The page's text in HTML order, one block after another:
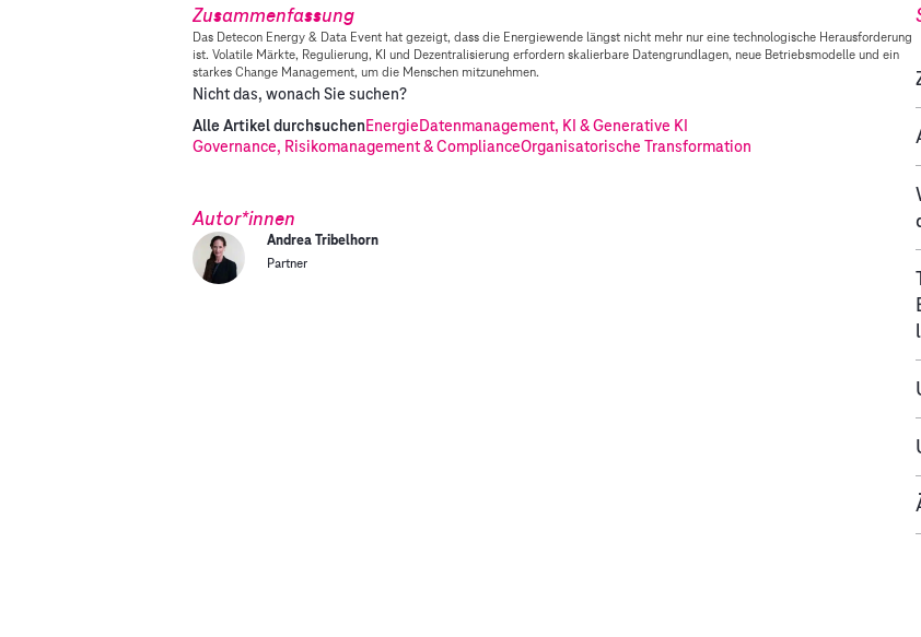
Zusammenfassung
Das Detecon Energy & Data Event hat gezeigt, dass die Energiewende längst nicht mehr nur eine technologische Herausforderung
ist. Volatile Märkte, Regulierung, KI und Dezentralisierung erfordern skalierbare Datengrundlagen, neue Betriebsmodelle und ein
starkes Change Management, um die Menschen mitzunehmen.
Nicht das, wonach Sie suchen?
Alle Artikel durchsuchenEnergieDatenmanagement, KI & Generative KI
Governance, Risikomanagement & ComplianceOrganisatorische Transformation
Autor*innen
Andrea Tribelhorn
Partner